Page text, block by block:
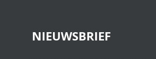
NIEUWSBRIEF